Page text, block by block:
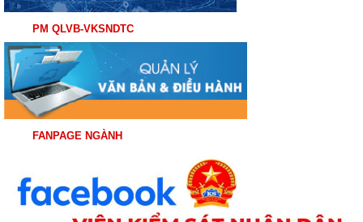
PM QLVB-VKSNDTC
FANPAGE NGÀNH